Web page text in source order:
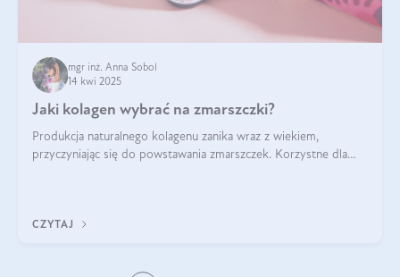
mgr inż. Anna Sobol
14 kwi 2025
Jaki kolagen wybrać na zmarszczki?
Produkcja naturalnego kolagenu zanika wraz z wiekiem,
przyczyniając się do powstawania zmarszczek. Korzystne dla
CZYTAJ